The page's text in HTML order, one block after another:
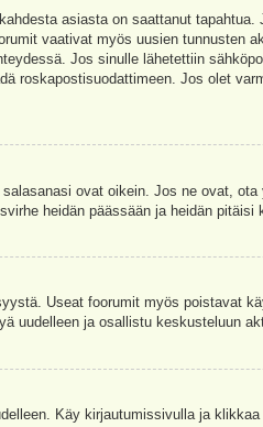
asiasta on saattanut
vaativat myös uusien tunnusten
Jos sinulle lähetettiin
roskapostisuodattimeen. Jos olet
ovat oikein. Jos ne ovat,
heidän päässään ja heidän pitäisi
Useat foorumit myös poistavat
uudelleen ja osallistu keskusteluun
Käy kirjautumissivulla ja klikkaa